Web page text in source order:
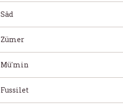
Sâd
Zümer
Mü'min
Fussilet